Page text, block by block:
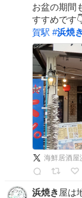
お盆の期間
すすめです
賀駅 #浜焼き
海鮮居酒屋
浜焼き 屋は